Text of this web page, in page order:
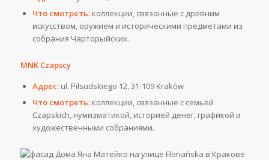
Что смотреть:коллекции, связанные с древним
искусством, оружием и историческими предметами из
собрания Чарторыйских.
MNK Czapscy
Адрес:ul. Piłsudskiego 12, 31-109 Kraków
Что смотреть:коллекции, связанные с семьёй
Czapskich, нумизматикой, историей денег, графикой и
художественными собраниями.